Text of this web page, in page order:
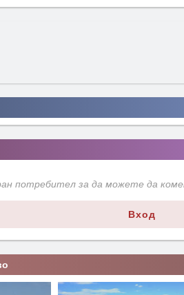
потребител за да можете да
Вход